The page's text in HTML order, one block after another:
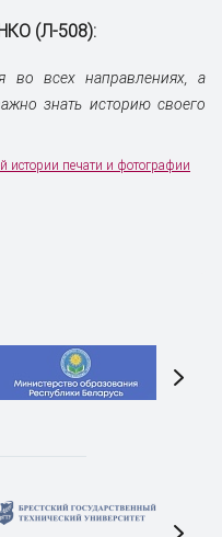
(Л-508):
во всех направлениях, а
знать историю своего
истории печати и фотографии